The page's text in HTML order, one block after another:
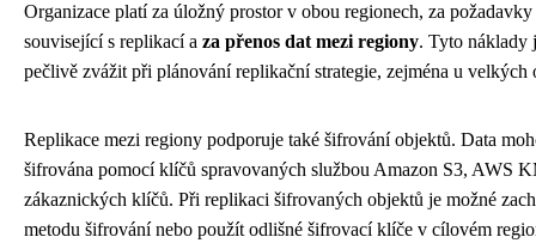
Organizace platí za úložný prostor v obou regionech, za
související s replikací a za přenos dat mezi regiony. Tyto náklady
pečlivě zvážit při plánování replikační strategie, zejména u velkých
Replikace mezi regiony podporuje také šifrování objektů. Data
šifrována pomocí klíčů spravovaných službou Amazon S3, AWS
zákaznických klíčů. Při replikaci šifrovaných objektů je možné
metodu šifrování nebo použít odlišné šifrovací klíče v cílovém